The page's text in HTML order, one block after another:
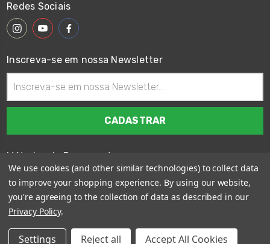
Redes Sociais
Inscreva-se em nossa Newsletter
de
email
Métodos de Pagamento
Sitemap
We use cookies (and other similar technologies) to collect data
to improve your shopping experience. By using our website,
you're agreeing to the collection of data as described in our
Privacy Policy.
Settings Reject all Accept All Cookies